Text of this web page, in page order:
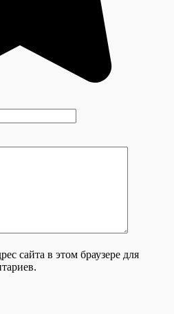
сайта в этом браузере для